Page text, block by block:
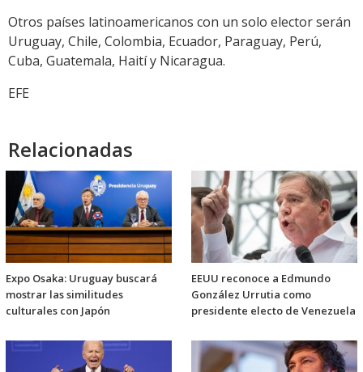
Otros países latinoamericanos con un solo elector serán
Uruguay, Chile, Colombia, Ecuador, Paraguay, Perú,
Cuba, Guatemala, Haití y Nicaragua.
EFE
Relacionadas
Expo Osaka: Uruguay buscará
mostrar las similitudes
culturales con Japón
EEUU reconoce a Edmundo
González Urrutia como
presidente electo de Venezuela